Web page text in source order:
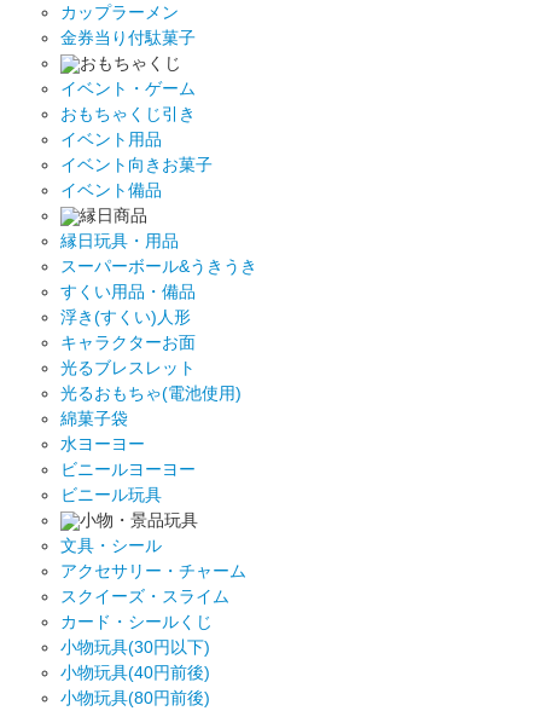
カップラーメン
金券当り付駄菓子
おもちゃくじ
イベント・ゲーム
おもちゃくじ引き
イベント用品
イベント向きお菓子
イベント備品
縁日商品
縁日玩具・用品
スーパーボール&うきうき
すくい用品・備品
浮き(すくい)人形
キャラクターお面
光るブレスレット
光るおもちゃ(電池使用)
綿菓子袋
水ヨーヨー
ビニールヨーヨー
ビニール玩具
小物・景品玩具
文具・シール
アクセサリー・チャーム
スクイーズ・スライム
カード・シールくじ
小物玩具(30円以下)
小物玩具(40円前後)
小物玩具(80円前後)